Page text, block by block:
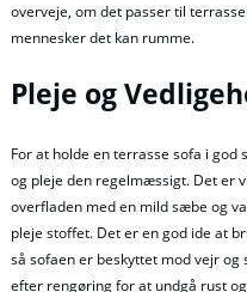
overveje, om det passer til
mennesker det kan rumme.
Pleje og
For at holde en terrasse sofa i god
og pleje den regelmæssigt. Det er
overfladen med en mild sæbe og
pleje stoffet. Det er en god ide at
så sofaen er beskyttet mod vejr
efter rengøring for at undgå rust